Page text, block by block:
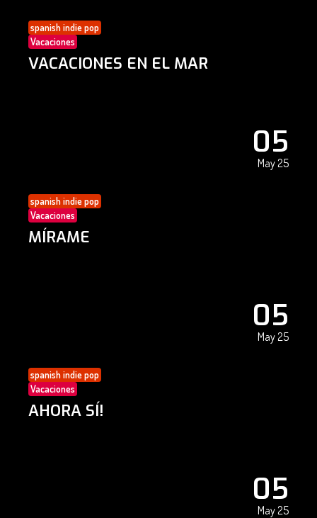
spanish indie pop
Vacaciones
VACACIONES EN EL MAR
05
May 25
spanish indie pop
Vacaciones
MÍRAME
05
May 25
spanish indie pop
Vacaciones
AHORA SÍ!
05
May 25